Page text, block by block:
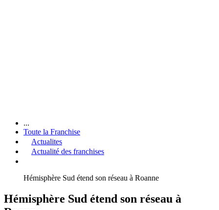
...
Toute la Franchise
Actualites
Actualité des franchises
Hémisphère Sud étend son réseau à Roanne
Hémisphère Sud étend son réseau à